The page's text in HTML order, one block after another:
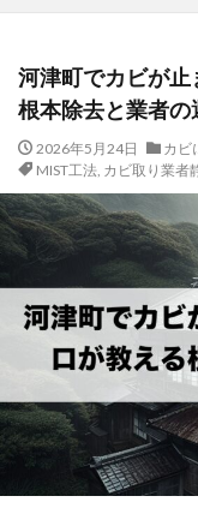
河津町でカビが
根本除去と業者の
2026年5月24日
カビ
MIST工法, カビ取り業者